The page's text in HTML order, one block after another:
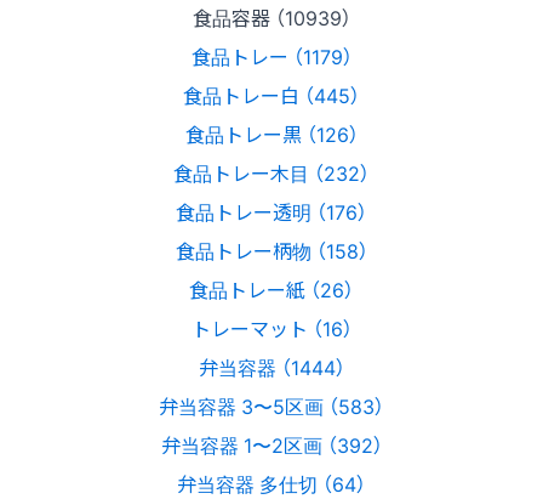
食品容器 （10939）
食品トレー （1179）
食品トレー白 （445）
食品トレー黒 （126）
食品トレー木目 （232）
食品トレー透明 （176）
食品トレー柄物 （158）
食品トレー紙 （26）
トレーマット （16）
弁当容器 （1444）
弁当容器 3〜5区画 （583）
弁当容器 1〜2区画 （392）
弁当容器 多仕切 （64）